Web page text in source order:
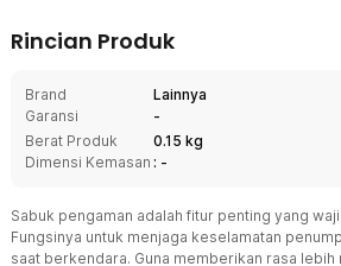
Rincian Produk
Brand
Lainnya
Garansi
-
Berat Produk
0.15 kg
Dimensi Kemasan : -
Sabuk pengaman adalah fitur penting yang
Fungsinya untuk menjaga keselamatan
saat berkendara. Guna memberikan rasa lebih